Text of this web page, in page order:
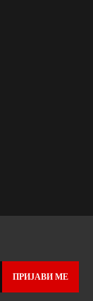
ПРИЈАВИ МЕ